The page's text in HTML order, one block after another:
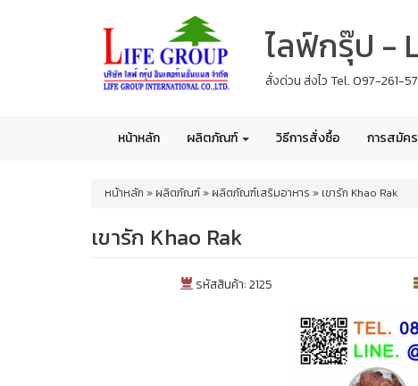
ไลฟ์กรุ๊ป -
สั่งด่วน ส่งไว Tel. 097-261-
หน้าหลัก ผลิตภัณฑ์ วิธีการสั่งซื้อ การสมัค
You
here
หน้าหลัก » ผลิตภัณฑ์» ผลิตภัณฑ์เสริมอาหาร » เขารัก Khao Rak
เขารัก Khao Rak
รหัสสินค้า: 2125